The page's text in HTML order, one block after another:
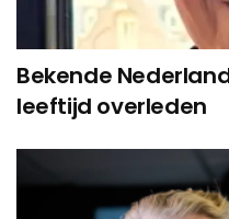
Bekende
leeftijd overleden